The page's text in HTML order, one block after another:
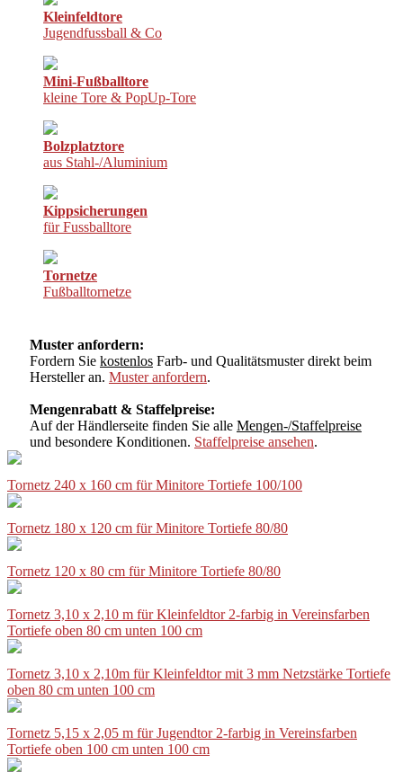
Kleinfeldtore
Jugendfussball & Co
Mini-Fußballtore
kleine Tore & PopUp-Tore
Bolzplatztore
aus Stahl-/Aluminium
Kippsicherungen
für Fussballtore
Tornetze
Fußballtornetze
Muster anfordern:
Fordern Sie kostenlos Farb- und Qualitätsmuster direkt beim
Hersteller an. Muster anfordern.
Mengenrabatt & Staffelpreise:
Auf der Händlerseite finden Sie alle Mengen-/Staffelpreise
und besondere Konditionen. Staffelpreise ansehen.
Tornetz 240 x 160 cm für Minitore Tortiefe 100/100
Tornetz 180 x 120 cm für Minitore Tortiefe 80/80
Tornetz 120 x 80 cm für Minitore Tortiefe 80/80
Tornetz 3,10 x 2,10 m für Kleinfeldtor 2-farbig in Vereinsfarben
Tortiefe oben 80 cm unten 100 cm
Tornetz 3,10 x 2,10m für Kleinfeldtor mit 3 mm Netzstärke Tortiefe
oben 80 cm unten 100 cm
Tornetz 5,15 x 2,05 m für Jugendtor 2-farbig in Vereinsfarben
Tortiefe oben 100 cm unten 100 cm